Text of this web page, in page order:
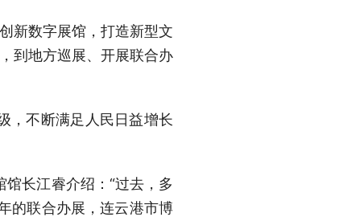
新数字展馆，打造新型文
到地方巡展、开展联合办
，不断满足人民日益增长
馆长江睿介绍：“过去，多
的联合办展，连云港市博